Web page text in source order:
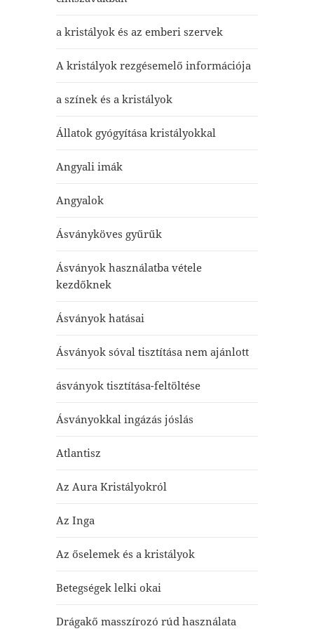
a kristályok és az emberi szervek
A kristályok rezgésemelő információja
a színek és a kristályok
Állatok gyógyítása kristályokkal
Angyali imák
Angyalok
Ásványköves gyűrűk
Ásványok használatba vétele
kezdőknek
Ásványok hatásai
Ásványok sóval tisztítása nem ajánlott
ásványok tisztítása-feltöltése
Ásványokkal ingázás jóslás
Atlantisz
Az Aura Kristályokról
Az Inga
Az őselemek és a kristályok
Betegségek lelki okai
Drágakő masszírozó rúd használata